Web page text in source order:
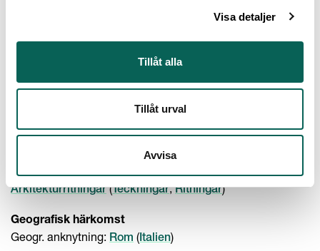
Visa detaljer
Tillåt alla
Tillåt urval
Avvisa
Titel (en): Rome: Santa Pudenziana, Caetani Chapel,
Tidigare: Proposal for Wall Decoration of the Caetani
Chapel in S. Pudenziana, Rome. Section
Beskrivning
Beskrivning: Motivkategori: Arkitektur, sakralarkitektur,
kapell
Plats: Rom, Italien
Samlingskategori
Arkitekturritningar(Teckningar,Ritningar)
Geografisk härkomst
Geogr. anknytning: Rom (Italien)